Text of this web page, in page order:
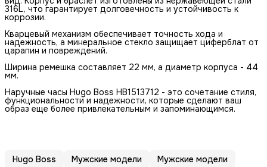
316L, что гарантирует долговечность и устойчивость к
коррозии.
Кварцевый механизм обеспечивает точность хода и
надежность, а минеральное стекло защищает циферблат от
царапин и повреждений.
Ширина ремешка составляет 22 мм, а диаметр корпуса - 44
мм.
Наручные часы Hugo Boss HB1513712 - это сочетание стиля,
функциональности и надежности, которые сделают ваш
образ еще более привлекательным и запоминающимся.
Hugo Boss Мужские модели Мужские модели